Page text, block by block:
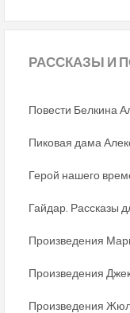
РАССКАЗЫ И
Повести Белкина
Пиковая дама
Герой нашего
Гайдар. Рассказы
Произведения
Произведения
Произведения